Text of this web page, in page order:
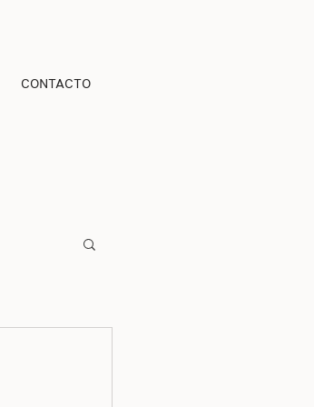
CONTACTO